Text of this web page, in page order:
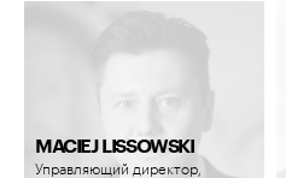
MACIEJ LISSOWSKI
Управляющий директор,